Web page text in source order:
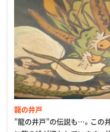
龍の井戸
”龍の井戸”の伝説も…。この